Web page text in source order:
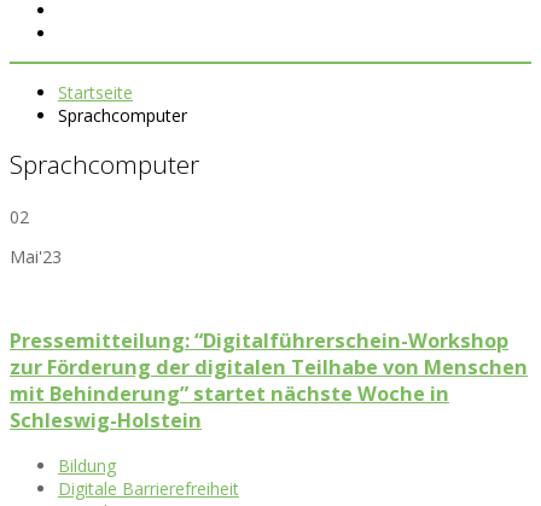
Startseite
Sprachcomputer
Sprachcomputer
02
Mai'23
Pressemitteilung: “Digitalführerschein-Workshop
zur Förderung der digitalen Teilhabe von Menschen
mit Behinderung” startet nächste Woche in
Schleswig-Holstein
Bildung
Digitale Barrierefreiheit